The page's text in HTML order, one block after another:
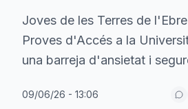
Joves de les Terres de
Proves d'Accés a la
una barreja d'ansietat i
09/06/26 - 13:06